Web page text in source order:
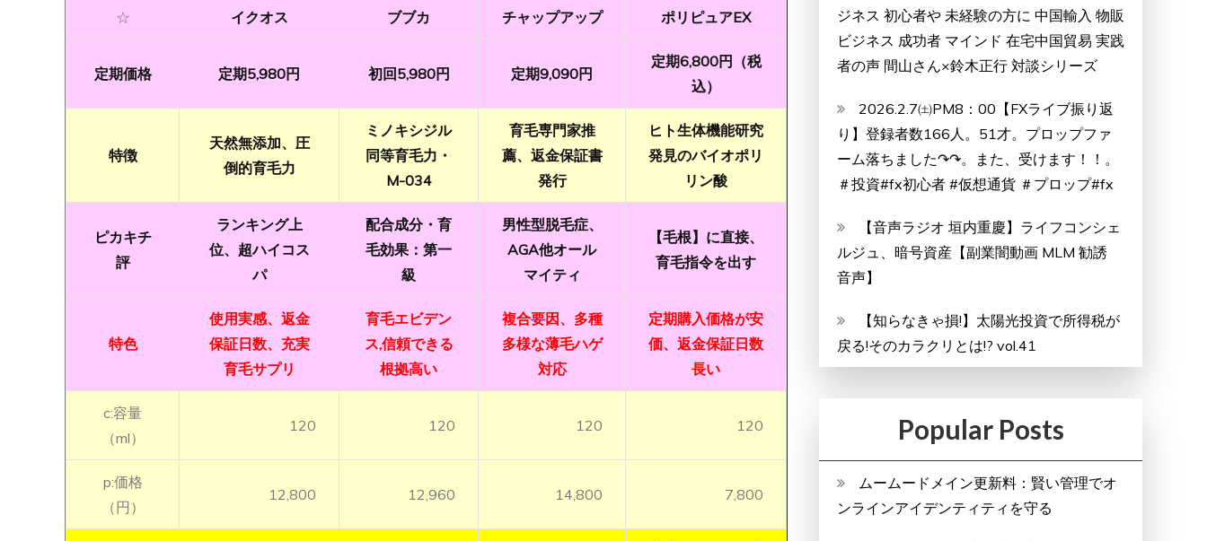
☆ イクオス ブブカ チャップアップ ポリピュアEX
定期価格 定期5,980円 初回5,980円 定期9,090円
定期6,800円（税
込）
特徴
天然無添加、圧
倒的育毛力
ミノキシジル
同等育毛力・
M-034
育毛専門家推
薦、返金保証書
発行
ヒト生体機能研究
発見のバイオポリ
リン酸
ピカキチ
評
ランキング上
位、超ハイコス
パ
配合成分・育
毛効果：第一
級
男性型脱毛症、
AGA他オール
マイティ
【毛根】に直接、
育毛指令を出す
特色
使用実感、返金
保証日数、充実
育毛サプリ
育毛エビデン
ス,信頼できる
根拠高い
複合要因、多種
多様な薄毛ハゲ
対応
定期購入価格が安
価、返金保証日数
長い
c:容量
（ml）
120 120 120 120
p:価格
（円）
12,800 12,960 14,800 7,800
ジネス 初心者や 未経験の方に 中国輸入 物販
ビジネス 成功者 マインド 在宅中国貿易 実践
者の声 間山さん×鈴木正行 対談シリーズ
2026.2.7㈯PM8：00【FXライブ振り返
り】登録者数166人。51才。プロップファ
ーム落ちました↷↷。また、受けます！！。
＃投資#fx初心者 #仮想通貨 ＃プロップ#fx
【音声ラジオ 垣内重慶】ライフコンシェ
ルジュ、暗号資産【副業闇動画 MLM 勧誘
音声】
【知らなきゃ損!】太陽光投資で所得税が
戻る!そのカラクリとは!? vol.41
Popular Posts
ムームードメイン更新料：賢い管理でオ
ンラインアイデンティティを守る